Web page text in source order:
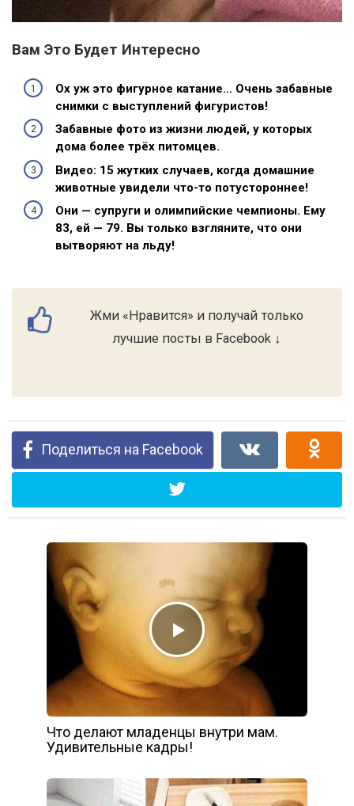
Вам Это Будет Интересно
Ох уж это фигурное катание… Очень забавные
снимки с выступлений фигуристов!
Забавные фото из жизни людей, у которых
дома более трёх питомцев.
Видео: 15 жутких случаев, когда домашние
животные увидели что-то потустороннее!
Они — супруги и олимпийские чемпионы. Ему
83, ей — 79. Вы только взгляните, что они
вытворяют на льду!
Жми «Нравится» и получай только
лучшие посты в Facebook ↓
Поделиться на Facebook
Что делают младенцы внутри мам.
Удивительные кадры!